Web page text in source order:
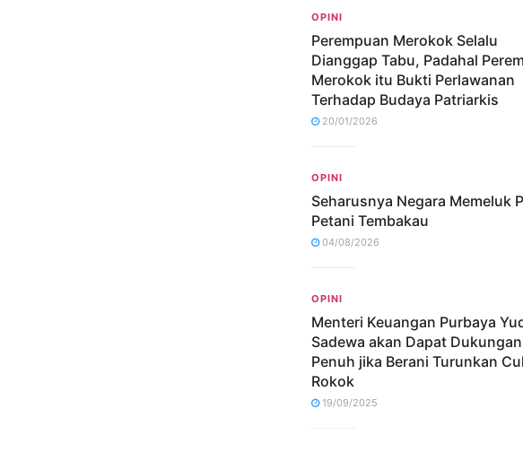
OPINI
Perempuan Merokok Selalu
Dianggap Tabu, Padahal
Merokok itu Bukti Perlawanan
Terhadap Budaya Patriarkis
20/01/2026
OPINI
Seharusnya Negara Memeluk
Petani Tembakau
04/08/2026
OPINI
Menteri Keuangan Purbaya
Sadewa akan Dapat Dukungan
Penuh jika Berani Turunkan
Rokok
19/09/2025